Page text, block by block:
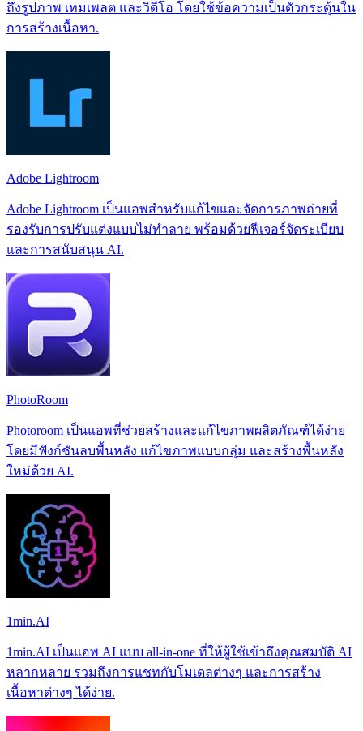
ถึงรูปภาพ เทมเพลต และวิดีโอ โดยใช้ข้อความเป็นตัวกระตุ้นใน
การสร้างเนื้อหา.
Adobe Lightroom
Adobe Lightroom เป็นแอพสำหรับแก้ไขและจัดการภาพถ่ายที่
รองรับการปรับแต่งแบบไม่ทำลาย พร้อมด้วยฟีเจอร์จัดระเบียบ
และการสนับสนุน AI.
PhotoRoom
Photoroom เป็นแอพที่ช่วยสร้างและแก้ไขภาพผลิตภัณฑ์ได้ง่าย
โดยมีฟังก์ชันลบพื้นหลัง แก้ไขภาพแบบกลุ่ม และสร้างพื้นหลัง
ใหม่ด้วย AI.
1min.AI
1min.AI เป็นแอพ AI แบบ all-in-one ที่ให้ผู้ใช้เข้าถึงคุณสมบัติ AI
หลากหลาย รวมถึงการแชทกับโมเดลต่างๆ และการสร้าง
เนื้อหาต่างๆ ได้ง่าย.